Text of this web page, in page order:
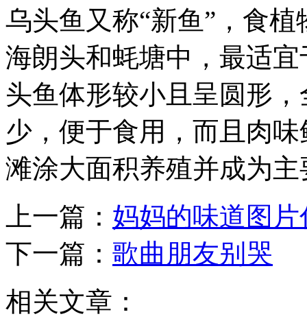
乌头鱼又称“新鱼”，食
海朗头和蚝塘中，最适
头鱼体形较小且呈圆形
少，便于食用，而且肉
滩涂大面积养殖并成为
上一篇： 妈妈的味道图片
下一篇： 歌曲朋友别哭
相关文章：